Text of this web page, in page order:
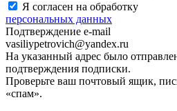
Я согласен на обработку
персональных данных
Подтверждение e-mail
vasiliypetrovich@yandex.ru
На указанный адрес было
подтверждения подписки.
Проверьте ваш почтовый ящик,
«спам».